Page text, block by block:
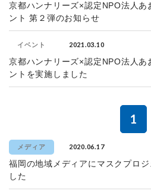
京都ハンナリーズ×認定NPO法人
ント 第２弾のお知らせ
イベント 2021.03.10
京都ハンナリーズ×認定NPO法人
ントを実施しました
1
メディア 2020.06.17
福岡の地域メディアにマスクプロ
した